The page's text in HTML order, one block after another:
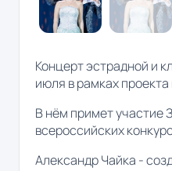
Концерт эстрадной и
июля в рамках
В нём примет участие
всероссийских
Александр Чайка -